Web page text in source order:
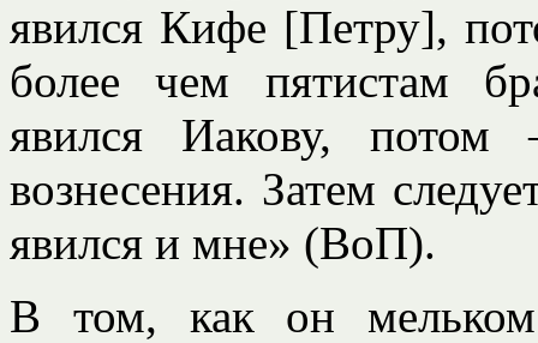
явился Кифе [Петру],
более чем пятистам
явился Иакову,
вознесения. Затем
явился и мне» (ВоП).
В том, как он мельком